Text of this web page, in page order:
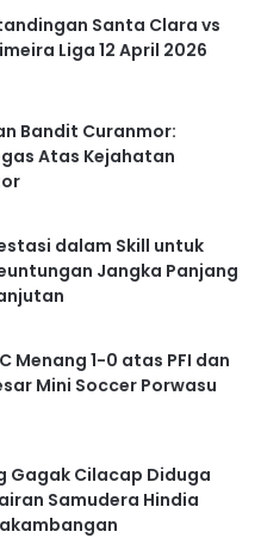
Santa Clara vs
Liga 12 April 2026
Bandit Curanmor:
Atas Kejahatan
dalam Skill untuk
Jangka Panjang
Menang 1-0 atas PFI dan
Mini Soccer Porwasu
Gagak Cilacap Diduga
Samudera Hindia